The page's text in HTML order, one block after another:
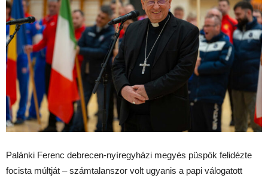
Palánki Ferenc debrecen-nyíregyházi megyés püspök felidézte
focista múltját – számtalanszor volt ugyanis a papi válogatott